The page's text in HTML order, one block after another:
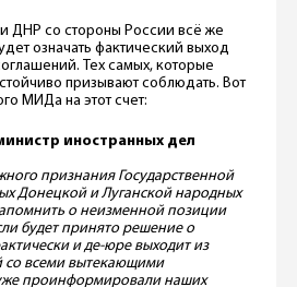
ДНР со стороны России всё же
означать фактический выход
Тех самых, которые
призывают соблюдать. Вот
МИДа на этот счет:
иностранных дел
признания Государственной
Донецкой и Луганской народных
о неизменной позиции
будет принято решение о
и де-юре выходит из
со всеми вытекающими
проинформировали наших